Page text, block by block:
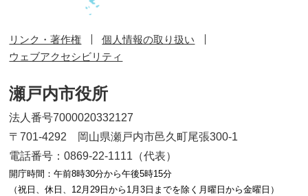
リンク・著作権
個人情報の取り扱い
ウェブアクセシビリティ
瀬戸内市役所
法人番号7000020332127
〒701-4292 岡山県瀬戸内市邑久町尾張300-1
電話番号：0869-22-1111（代表）
開庁時間：午前8時30分から午後5時15分
（祝日、休日、12月29日から1月3日までを除く月曜日から金曜日）